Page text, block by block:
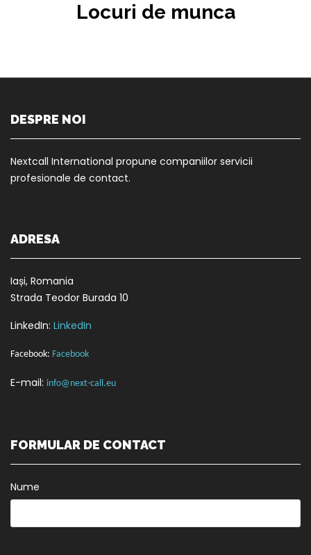
Locuri de munca
DESPRE NOI
Nextcall International propune companiilor servicii
profesionale de contact.
ADRESA
Iași, Romania
Strada Teodor Burada 10
LinkedIn: LinkedIn
Facebook: Facebook
E-mail: info@next-call.eu
FORMULAR DE CONTACT
Nume